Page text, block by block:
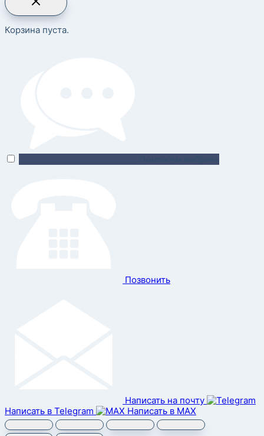
Корзина пуста.
Позвонить
Написать на почту
Написать в Telegram
Написать в MAX